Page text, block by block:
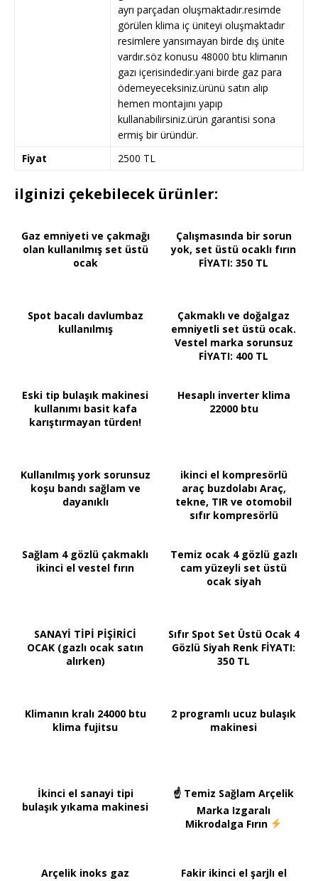
ayrı parçadan oluşmaktadır.resimde
görülen klima iç üniteyi oluşmaktadır
resimlere yansımayan birde dış ünite
vardır.söz konusu 48000 btu klimanın
gazı içerisindedir.yani birde gaz para
ödemeyeceksiniz.ürünü satın alıp
hemen montajını yapıp
kullanabilirsiniz.ürün garantisi sona
ermiş bir üründür.
Fiyat
2500 TL
ilginizi çekebilecek ürünler:
Gaz emniyeti ve çakmağı
olan kullanılmış set üstü
ocak
Çalışmasında bir sorun
yok, set üstü ocaklı fırın
FİYATI: 350 TL
Spot bacalı davlumbaz
kullanılmış
Çakmaklı ve doğalgaz
emniyetli set üstü ocak.
Vestel marka sorunsuz
FİYATI: 400 TL
Eski tip bulaşık makinesi
kullanımı basit kafa
karıştırmayan türden!
Hesaplı inverter klima
22000 btu
Kullanılmış york sorunsuz
koşu bandı sağlam ve
dayanıklı
ikinci el kompresörlü
araç buzdolabı Araç,
tekne, TIR ve otomobil
sıfır kompresörlü
Sağlam 4 gözlü çakmaklı
ikinci el vestel fırın
Temiz ocak 4 gözlü gazlı
cam yüzeyli set üstü
ocak siyah
SANAYİ TİPİ PİŞİRİCİ
OCAK (gazlı ocak satın
alırken)
Sıfır Spot Set Üstü Ocak 4
Gözlü Siyah Renk FİYATI:
350 TL
Klimanın kralı 24000 btu
klima fujitsu
2 programlı ucuz bulaşık
makinesi
İkinci el sanayi tipi
bulaşık yıkama makinesi
☝ Temiz Sağlam Arçelik
Marka Izgaralı
Mikrodalga Fırın
Arçelik inoks gaz
Fakir ikinci el şarjlı el